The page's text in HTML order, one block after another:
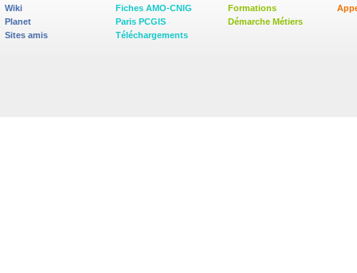
Wiki
Planet
Sites amis
Fiches AMO-CNIG
Paris PCGIS
Téléchargements
Formations
Démarche Métiers